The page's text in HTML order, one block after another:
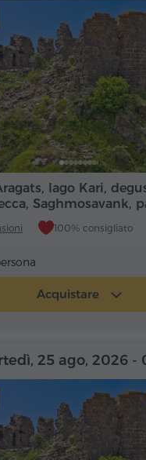
lago Kari,
Saghmosavank,
100% consigliato
Acquistare
25 ago, 2026 -